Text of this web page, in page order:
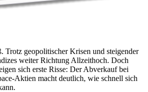
Trotz geopolitischer Krisen und steigender
weiter Richtung Allzeithoch. Doch
sich erste Risse: Der Abverkauf bei
Aktien macht deutlich, wie schnell sich